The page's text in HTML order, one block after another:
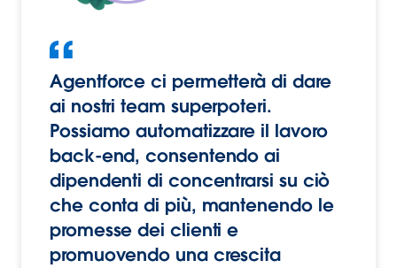
Agentforce ci permetterà di dare
ai nostri team superpoteri.
Possiamo automatizzare il lavoro
back-end, consentendo ai
dipendenti di concentrarsi su ciò
che conta di più, mantenendo le
promesse dei clienti e
promuovendo una crescita